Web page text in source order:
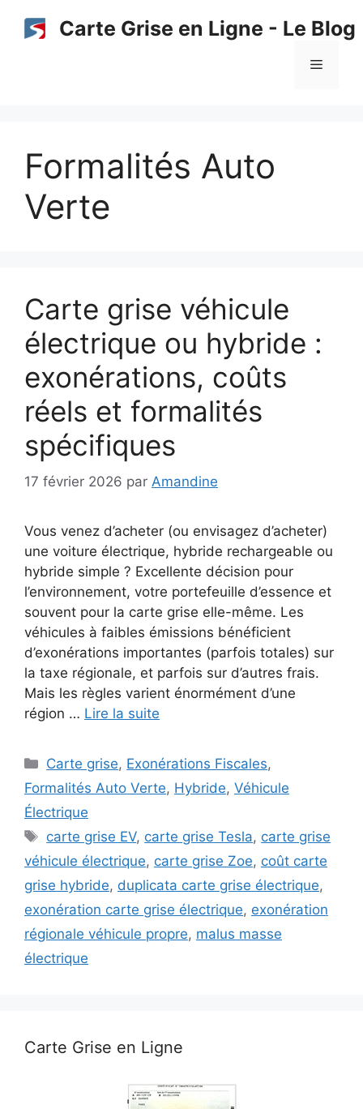
Carte Grise en Ligne - Le Blog
Menu
Formalités Auto
Verte
Carte grise véhicule
électrique ou hybride :
exonérations, coûts
réels et formalités
spécifiques
17 février 2026 par Amandine
Vous venez d’acheter (ou envisagez d’acheter)
une voiture électrique, hybride rechargeable ou
hybride simple ? Excellente décision pour
l’environnement, votre portefeuille d’essence et
souvent pour la carte grise elle-même. Les
véhicules à faibles émissions bénéficient
d’exonérations importantes (parfois totales) sur
la taxe régionale, et parfois sur d’autres frais.
Mais les règles varient énormément d’une
région … Lire la suite
Catégories
Carte grise, Exonérations Fiscales,
Formalités Auto Verte, Hybride, Véhicule
Électrique
Étiquettes
carte grise EV, carte grise Tesla, carte grise
véhicule électrique, carte grise Zoe, coût carte
grise hybride, duplicata carte grise électrique,
exonération carte grise électrique, exonération
régionale véhicule propre, malus masse
électrique
Carte Grise en Ligne